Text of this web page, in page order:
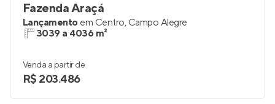
Fazenda Araçá
Lançamento em Centro, Campo Alegre
3039 a 4036 m²
Venda a partir de
R$ 203.486